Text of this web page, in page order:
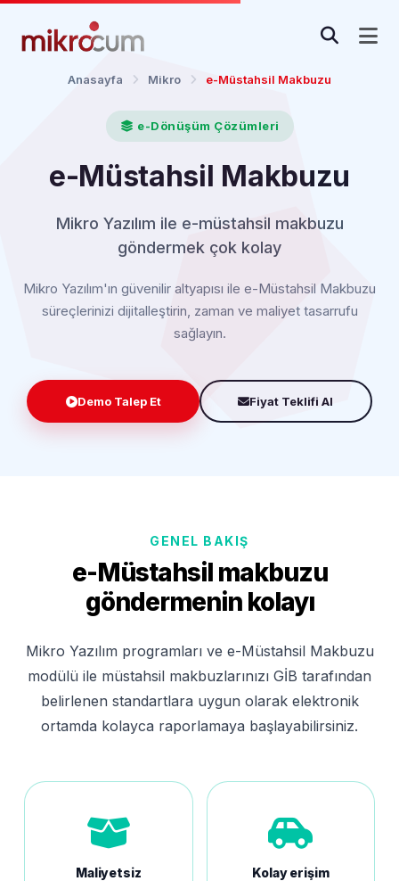
Anasayfa Mikro e-Müstahsil Makbuzu
e-Dönüşüm Çözümleri
e-Müstahsil Makbuzu
Mikro Yazılım ile e-müstahsil makbuzu
göndermek çok kolay
Mikro Yazılım'ın güvenilir altyapısı ile e-Müstahsil Makbuzu
süreçlerinizi dijitalleştirin, zaman ve maliyet tasarrufu
sağlayın.
Demo Talep Et Fiyat Teklifi Al
GENEL BAKIŞ
e-Müstahsil makbuzu
göndermenin kolayı
Mikro Yazılım programları ve e-Müstahsil Makbuzu
modülü ile müstahsil makbuzlarınızı GİB tarafından
belirlenen standartlara uygun olarak elektronik
ortamda kolayca raporlamaya başlayabilirsiniz.
Maliyetsiz Kolay erişim